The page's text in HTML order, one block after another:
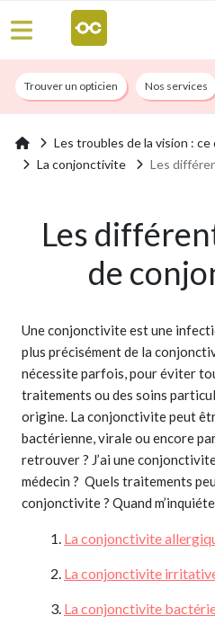
Trouver un opticien Nos services
Les troubles de la vision : ce
La conjonctivite
Les
Les
de
Une conjonctivite est une
plus précisément de la
nécessite parfois, pour éviter
traitements ou des soins
origine. La conjonctivite peut
bactérienne, virale ou encore
retrouver ? J’ai une
médecin ? Quels traitements
conjonctivite ? Quand
La conjonctivite
La conjonctivite
La conjonctivite